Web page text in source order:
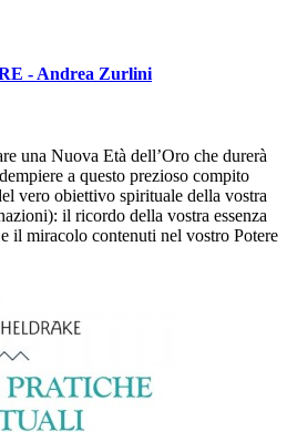
- Andrea Zurlini
una Nuova Età dell’Oro che durerà
a questo prezioso compito
vero obiettivo spirituale della vostra
il ricordo della vostra essenza
il miracolo contenuti nel vostro Potere